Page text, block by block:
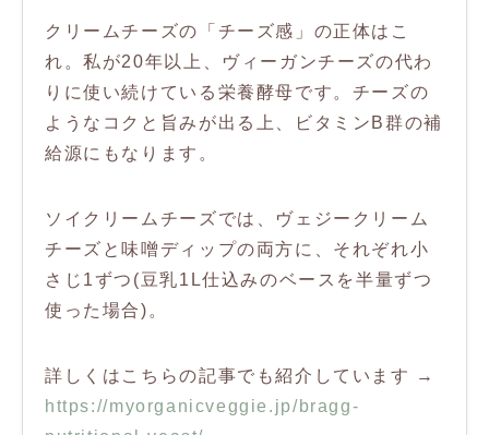
クリームチーズの「チーズ感」の正体はこ
れ。私が20年以上、ヴィーガンチーズの代わ
りに使い続けている栄養酵母です。チーズの
ようなコクと旨みが出る上、ビタミンB群の補
給源にもなります。
ソイクリームチーズでは、ヴェジークリーム
チーズと味噌ディップの両方に、それぞれ小
さじ1ずつ(豆乳1L仕込みのベースを半量ずつ
使った場合)。
詳しくはこちらの記事でも紹介しています →
https://myorganicveggie.jp/bragg-